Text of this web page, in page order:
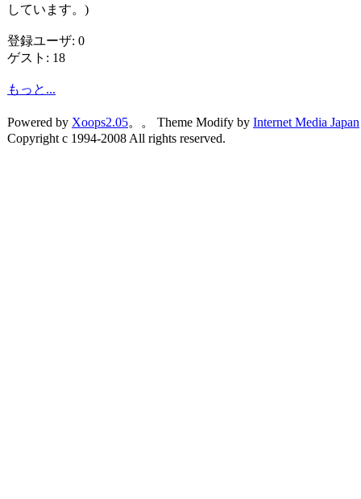
しています。)
登録ユーザ: 0
ゲスト: 18
もっと...
Powered by Xoops2.05。。 Theme Modify by Internet Media Japan
Copyright c 1994-2008 All rights reserved.